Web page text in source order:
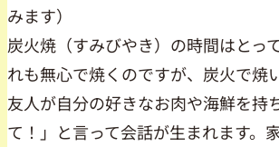
みます）
炭火焼（すみびやき）の時間はとっ
れも無心で焼くのですが、炭火で焼
友人が自分の好きなお肉や海鮮を持
て！」と言って会話が生まれます。